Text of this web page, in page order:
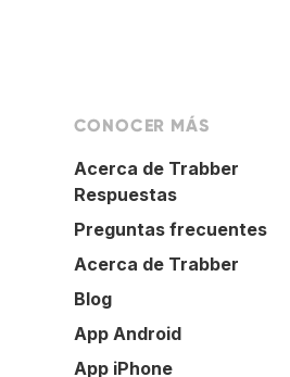
CONOCER MÁS
Acerca de Trabber
Respuestas
Preguntas frecuentes
Acerca de Trabber
Blog
App Android
App iPhone